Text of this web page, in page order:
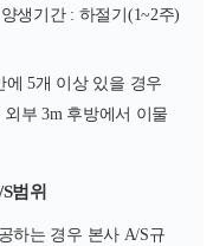
생기간 : 하절기(1~2주)
에 5개 이상 있을 경우
부 3m 후방에서 이물
범위
하는 경우 본사 A/S규